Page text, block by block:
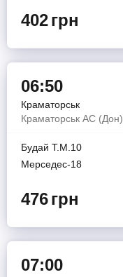
402грн
06:50
Краматорськ
Краматорськ АС (Дон)
Будай Т.М.10
Мерседес-18
476грн
07:00